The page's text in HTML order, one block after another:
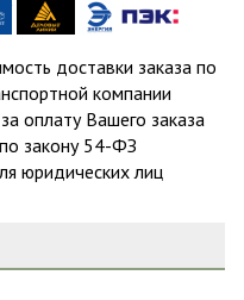
доставки заказа по
компании
за оплату Вашего заказа
закону 54-ФЗ
юридических лиц